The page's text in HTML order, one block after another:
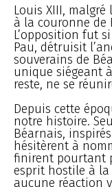
Louis XIII,
à la couronne de
L’opposition fut
Pau, détruisit
souverains de
unique siégeant
reste, ne se
Depuis cette
notre histoire.
Béarnais,
hésitèrent à
finirent pourtant
esprit hostile à la
aucune réaction